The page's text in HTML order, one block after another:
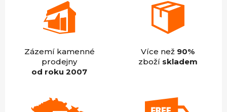
Zázemí kamenné
prodejny
od roku 2007
Více než 90%
zboží skladem